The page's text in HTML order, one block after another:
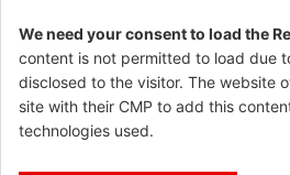
We need your consent to load the
content is not permitted to load due
disclosed to the visitor. The website
site with their CMP to add this
technologies used.